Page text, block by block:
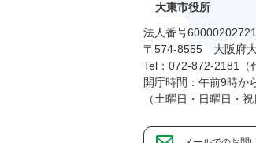
大東市役所
法人番号
〒574-8555 大阪府
Tel：072-872-2181（
開庁時間：午前9時か
（土曜日・日曜日・